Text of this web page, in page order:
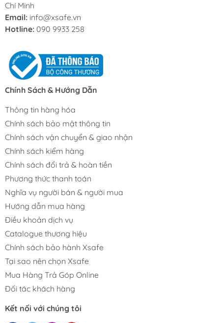
Chí Minh
Email: info@xsafe.vn
Hotline: 090 9933 258
Chính Sách & Hướng Dẫn
Thông tin hàng hóa
Chính sách bảo mật thông tin
Chính sách vận chuyển & giao nhận
Chính sách kiểm hàng
Chính sách đổi trả & hoàn tiền
Phương thức thanh toán
Nghĩa vụ người bán & người mua
Hướng dẫn mua hàng
Điều khoản dịch vụ
Catalogue thương hiệu
Chính sách bảo hành Xsafe
Tại sao nên chọn Xsafe
Mua Hàng Trả Góp Online
Đối tác khách hàng
Kết nối với chúng tôi